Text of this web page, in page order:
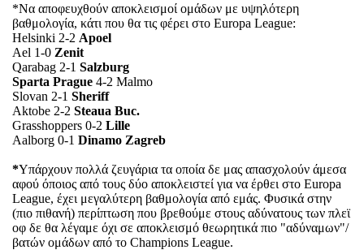
*Να αποφευχθούν αποκλεισμοί ομάδων με υψηλότερη
βαθμολογία, κάτι που θα τις φέρει στο Europa League:
Helsinki 2-2 Apoel
Ael 1-0 Zenit
Qarabag 2-1 Salzburg
Sparta Prague 4-2 Malmo
Slovan 2-1 Sheriff
Aktobe 2-2 Steaua Buc.
Grasshoppers 0-2 Lille
Aalborg 0-1 Dinamo Zagreb
*Υπάρχουν πολλά ζευγάρια τα οποία δε μας απασχολούν άμεσα
αφού όποιος από τους δύο αποκλειστεί για να έρθει στο Europa
League, έχει μεγαλύτερη βαθμολογία από εμάς. Φυσικά στην
(πιο πιθανή) περίπτωση που βρεθούμε στους αδύνατους των πλεϊ
οφ δε θα λέγαμε όχι σε αποκλεισμό θεωρητικά πιο "αδύναμων"/
βατών ομάδων από το Champions League.